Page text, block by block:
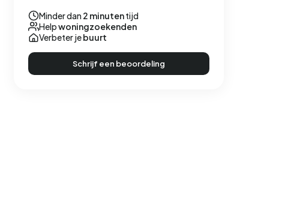
Minder dan 2 minutentijd
Helpwoningzoekenden
Verbeter jebuurt
Schrijf een beoordeling